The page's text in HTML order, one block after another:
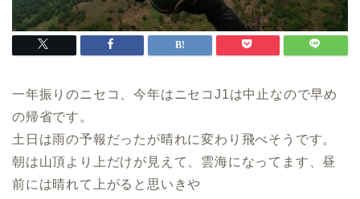
一年振りのニセコ、今年はニセコJ1は中止なので早め
の帰省です。
土日は雨の予報だったが晴れに変わり飛べそうです。
朝は山頂より上だけが見えて、雲海になってます、昼
前には晴れて上がると思いきや